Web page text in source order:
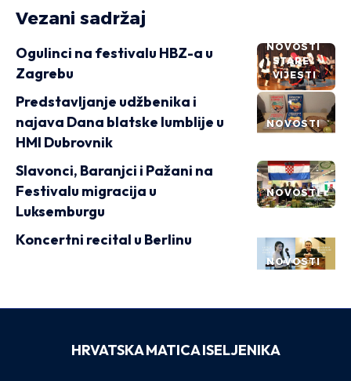
Vezani sadržaj
NOVOSTI
STARE
VIJESTI
Ogulinci na festivalu HBZ-a u
Zagrebu
NOVOSTI
Predstavljanje udžbenika i
najava Dana blatske lumblije u
HMI Dubrovnik
NOVOSTI
Slavonci, Baranjci i Pažani na
Festivalu migracija u
Luksemburgu
NOVOSTI
Koncertni recital u Berlinu
HRVATSKA MATICA ISELJENIKA